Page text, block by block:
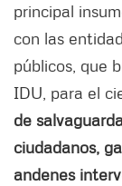
principal
con las
públicos, que
IDU, para el
de
ciudadanos,
andenes